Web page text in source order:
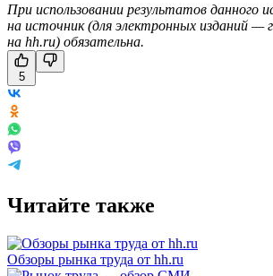
При использовании результатов данного
на источник (для электронных изданий —
на hh.ru) обязательна.
5
Читайте также
Обзоры рынка труда от hh.ru